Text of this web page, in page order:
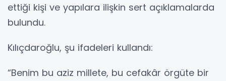
ettiği kişi ve yapılara ilişkin sert açıklamalarda
bulundu.
Kılıçdaroğlu, şu ifadeleri kullandı:
“Benim bu aziz millete, bu cefakâr örgüte bir